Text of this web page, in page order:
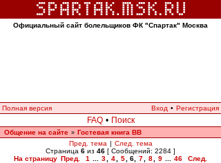
Официальный сайт болельщиков ФК "Спартак" Москва
Полная версия Вход • Регистрация
FAQ • Поиск
Общение на сайте » Гостевая книга ВВ
Пред. тема | След. тема
Страница 6 из 46 [ Сообщений: 2284 ]
На страницу Пред. 1 3 4 5 6 7 8 9 46
След.